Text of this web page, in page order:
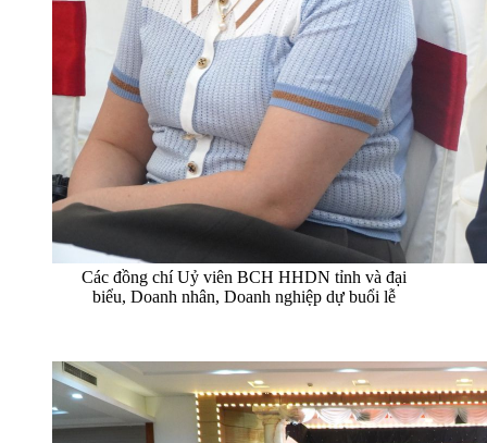
Các đồng chí Uỷ viên BCH HHDN tỉnh và đại
biểu, Doanh nhân, Doanh nghiệp dự buổi lễ